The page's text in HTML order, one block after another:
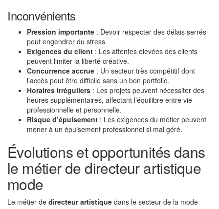
Inconvénients
Pression importante : Devoir respecter des délais serrés
peut engendrer du stress.
Exigences du client : Les attentes élevées des clients
peuvent limiter la liberté créative.
Concurrence accrue : Un secteur très compétitif dont
l’accès peut être difficile sans un bon portfolio.
Horaires irréguliers : Les projets peuvent nécessiter des
heures supplémentaires, affectant l’équilibre entre vie
professionnelle et personnelle.
Risque d’épuisement : Les exigences du métier peuvent
mener à un épuisement professionnel si mal géré.
Évolutions et opportunités dans
le métier de directeur artistique
mode
Le métier de directeur artistique dans le secteur de la mode